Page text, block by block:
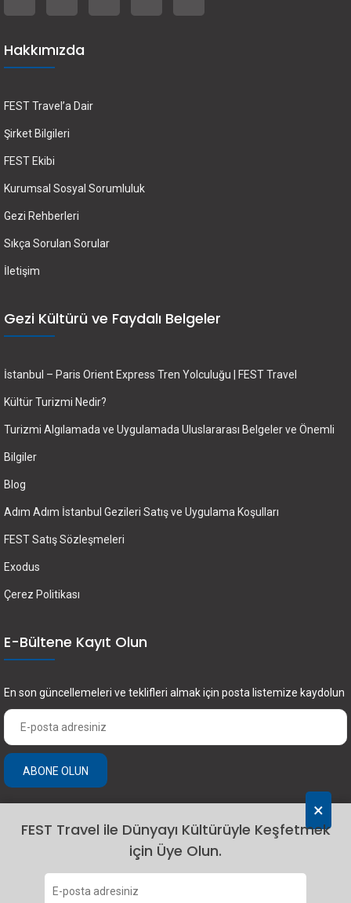
×
FEST Travel ile Dünyayı Kültürüyle Keşfetmek
için Üye Olun.
Hakkımızda
FEST Travel’a Dair
Şirket Bilgileri
FEST Ekibi
Kurumsal Sosyal Sorumluluk
Gezi Rehberleri
Sıkça Sorulan Sorular
İletişim
Gezi Kültürü ve Faydalı Belgeler
İstanbul – Paris Orient Express Tren Yolculuğu | FEST Travel
Kültür Turizmi Nedir?
Turizmi Algılamada ve Uygulamada Uluslararası Belgeler ve Önemli
Bilgiler
Blog
Adım Adım İstanbul Gezileri Satış ve Uygulama Koşulları
FEST Satış Sözleşmeleri
Exodus
Çerez Politikası
E-Bültene Kayıt Olun
En son güncellemeleri ve teklifleri almak için posta listemize kaydolun
ABONE OLUN
2024 Fest Travel. Tüm hakları saklıdır.